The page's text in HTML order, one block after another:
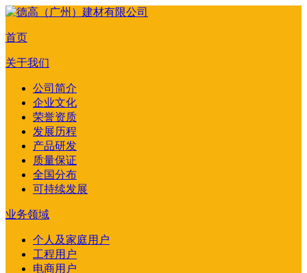
首页
关于我们
公司简介
企业文化
荣誉资质
发展历程
产品研发
质量保证
全国分布
可持续发展
业务领域
个人及家庭用户
工程用户
电商用户